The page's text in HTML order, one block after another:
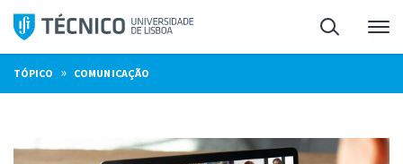
Saltar
para
o
conteúdo
Pesquisa
TÓPICO » COMUNICAÇÃO